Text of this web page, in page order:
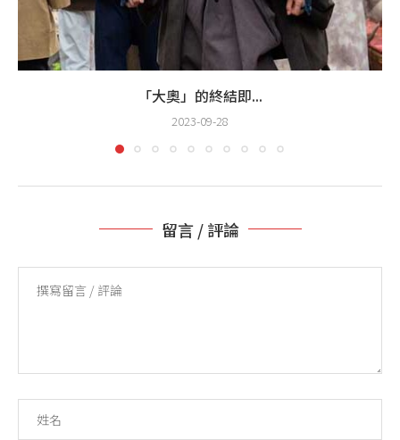
「大奧」的終結即...
2023-09-28
留言 / 評論